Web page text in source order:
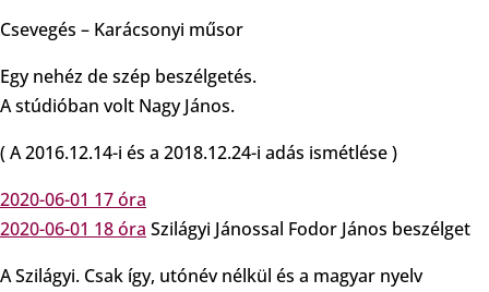
Csevegés – Karácsonyi műsor
Egy nehéz de szép beszélgetés.
A stúdióban volt Nagy János.
( A 2016.12.14-i és a 2018.12.24-i adás ismétlése )
2020-06-01 17 óra
2020-06-01 18 óra Szilágyi Jánossal Fodor János beszélget
A Szilágyi. Csak így, utónév nélkül és a magyar nyelv